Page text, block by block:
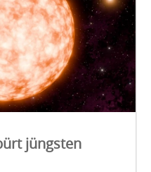
jüngsten